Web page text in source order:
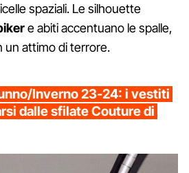
spaziali. Le silhouette
e abiti accentuano le spalle,
un attimo di terrore.
Inverno 23-24: i vestiti
dalle sfilate Couture di